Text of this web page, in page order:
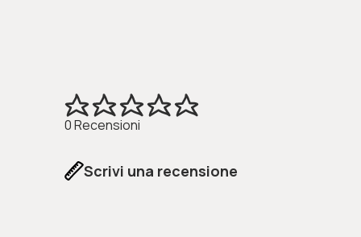
Ciao chi sei
0 Recensioni
Scrivi una recensione